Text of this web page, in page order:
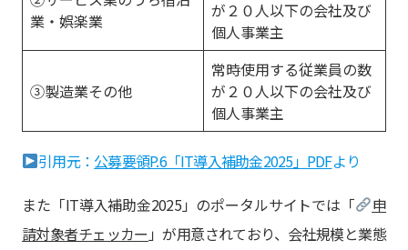
業・娯楽業
が２０人以下の会社及び
個人事業主
③製造業その他
常時使用する従業員の数
が２０人以下の会社及び
個人事業主
引用元： 公募要領P.6「IT導入補助金2025」PDFより
また「IT導入補助金2025」のポータルサイトでは「
申
請対象者チェッカー 」が用意されており、会社規模と業態